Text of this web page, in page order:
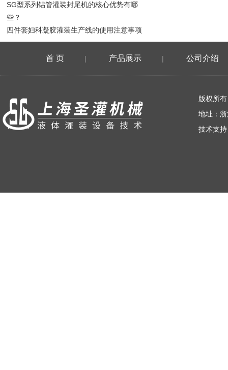
SG型系列铝管灌装封尾机的核心优势有哪
些？
四件套妇科凝胶灌装生产线的使用注意事项
首 页 | 产品展示 | 公司介绍
版权所
地址：
技术支